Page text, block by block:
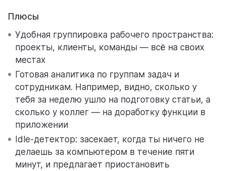
Плюсы
Удобная группировка рабочего пространства:
проекты, клиенты, команды — всё на своих
местах
Готовая аналитика по группам задач и
сотрудникам. Например, видно, сколько у
тебя за неделю ушло на подготовку статьи, а
сколько у коллег — на доработку функции в
приложении
Idle-детектор: засекает, когда ты ничего не
делаешь за компьютером в течение пяти
минут, и предлагает приостановить